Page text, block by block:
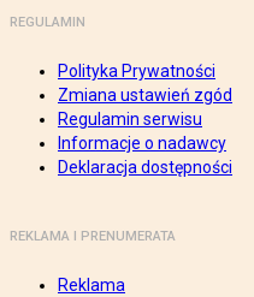
REGULAMIN
Polityka Prywatności
Zmiana ustawień zgód
Regulamin serwisu
Informacje o nadawcy
Deklaracja dostępności
REKLAMA I PRENUMERATA
Reklama